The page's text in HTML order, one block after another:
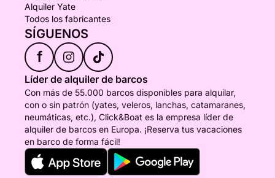
Alquiler Yate
Todos los fabricantes
SÍGUENOS
f
Líder de alquiler de barcos
Con más de 55.000 barcos disponibles para alquilar,
con o sin patrón (yates, veleros, lanchas, catamaranes,
neumáticas, etc.), Click&Boat es la empresa líder de
alquiler de barcos en Europa. ¡Reserva tus vacaciones
en barco de forma fácil!